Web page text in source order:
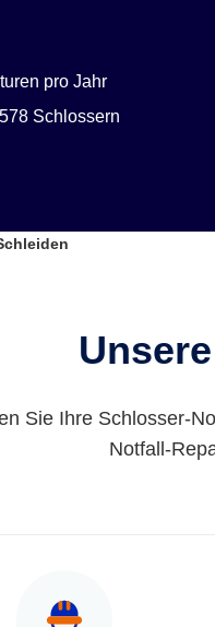
pro Jahr
Schlossern
Sie Ihre Schlosser-
Notfall-